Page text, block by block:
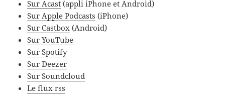
Sur Acast (appli iPhone et Android)
Sur Apple Podcasts (iPhone)
Sur Castbox (Android)
Sur YouTube
Sur Spotify
Sur Deezer
Sur Soundcloud
Le flux rss